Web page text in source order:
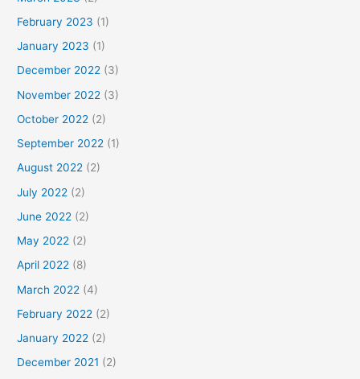
February 2023 (1)
January 2023 (1)
December 2022 (3)
November 2022 (3)
October 2022 (2)
September 2022 (1)
August 2022 (2)
July 2022 (2)
June 2022 (2)
May 2022 (2)
April 2022 (8)
March 2022 (4)
February 2022 (2)
January 2022 (2)
December 2021 (2)